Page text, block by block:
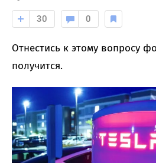
30 0
Отнестись к этому вопросу
получится.